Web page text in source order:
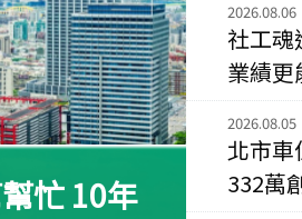
忙 10年
2026.08.06
社工
業績更
2026.08.05
北市車
332萬